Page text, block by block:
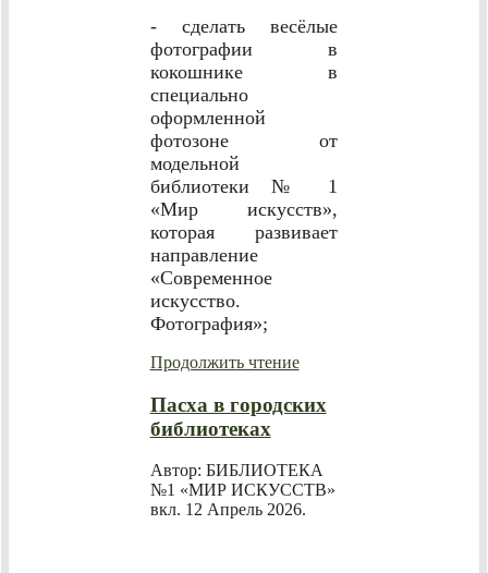
- сделать весёлые
фотографии в
кокошнике в
специально
оформленной
фотозоне от
модельной
библиотеки № 1
«Мир искусств»,
которая развивает
направление
«Современное
искусство.
Фотография»;
Продолжить чтение
Пасха в городских
библиотеках
Автор: БИБЛИОТЕКА
№1 «МИР ИСКУССТВ»
вкл. 12 Апрель 2026.